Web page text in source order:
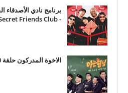
- The Secret Friends Club
الاخوة المدركون حلقة 120